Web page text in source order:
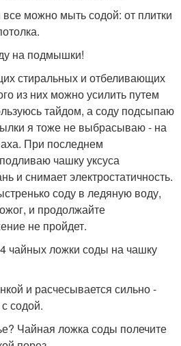
можно мыть содой: от плитки
на подмышки!
стиральных и отбеливающих
из них можно усилить путем
тайдом, а соду подсыпаю
я тоже не выбрасываю - на
При последнем
чашку уксуса
и снимает электростатичность.
соду в ледяную воду,
и продолжайте
не пройдет.
чайных ложки соды на чашку
и расчесывается сильно -
содой.
Чайная ложка соды полечите